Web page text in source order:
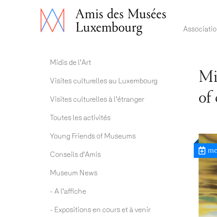
Main
Actualités ADM
Midis de l'Art
Visites culturelles au Luxembourg
Visites culturelles à l'étranger
Toutes les activités
Young Friends of Museums
Conseils d'Amis
Museum News
- A l'affiche
- Expositions en cours et à venir
of